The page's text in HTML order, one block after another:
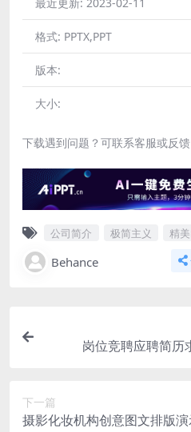
格式: PPTX,PPT
版本:
大小:
下载遇到问题？可联系客服或反馈
公司简介 极简主义 精
Behance
岗位竞聘应聘简历
下一篇
摄影化妆机构创意图文排版演